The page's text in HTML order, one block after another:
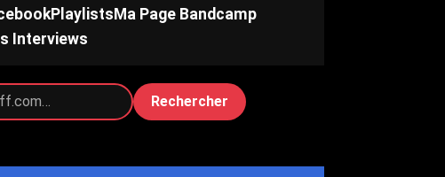
Playlists Ma Page Bandcamp
Interviews
Rechercher